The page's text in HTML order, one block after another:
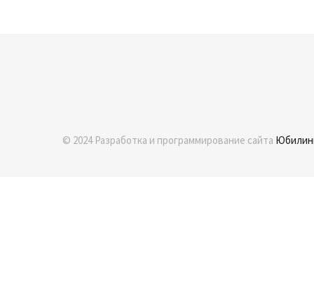
© 2024 Разработка и программирование сайта